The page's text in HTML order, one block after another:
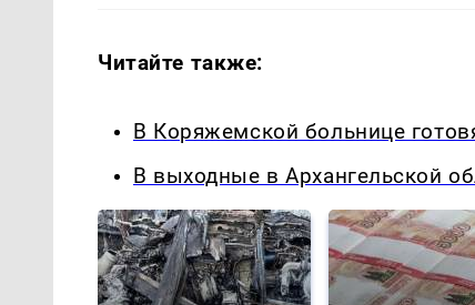
Читайте также:
В Коряжемской больнице
В выходные в Архангельской